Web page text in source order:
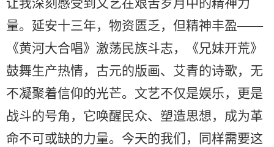
让我深刻感受到文艺在艰苦岁月中的精神力
量。延安十三年，物资匮乏，但精神丰盈——
《黄河大合唱》激荡民族斗志，《兄妹开荒》
鼓舞生产热情，古元的版画、艾青的诗歌，无
不凝聚着信仰的光芒。文艺不仅是娱乐，更是
战斗的号角，它唤醒民众、塑造思想，成为革
命不可或缺的力量。今天的我们，同样需要这